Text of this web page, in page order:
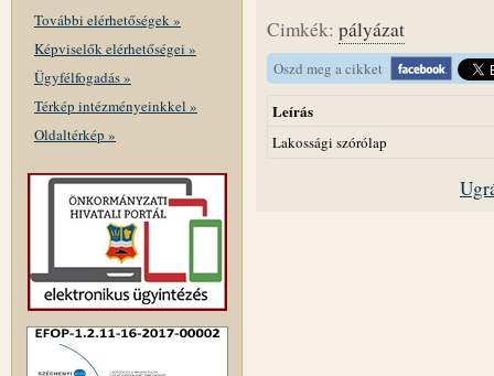
További elérhetőségek »
Képviselők elérhetőségei »
Ügyfélfogadás »
Térkép intézményeinkkel »
Oldaltérkép »
Cimkék: pályázat
Oszd meg a cikket
Leírás
Lakossági szórólap